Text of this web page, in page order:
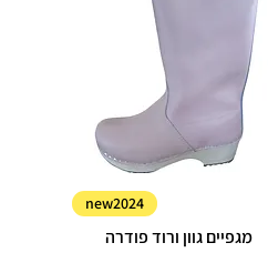
Quick View
new2024
מגפיים גוון ורוד פודרה